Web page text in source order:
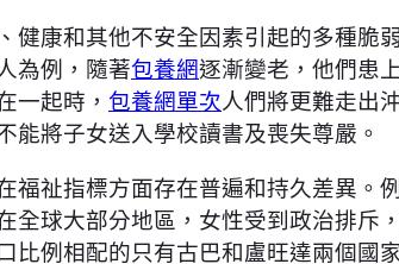
健康和其他不安全因素引起的多種脆
為例，隨著包養網逐漸變老，他們患
一起時， 包養網單次人們將更難走出
將子女送入學校讀書及喪失尊嚴。
福祉指標方面存在普遍和持久差異。
全球大部分地區，女性受到政治排斥
例相配的只有古巴和盧旺達兩個國